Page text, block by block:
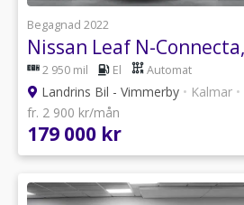
Begagnad 2022
2 950 mil El Automat
Landrins Bil - Vimmerby • Kalmar •
fr. 2 900 kr/mån
179 000 kr